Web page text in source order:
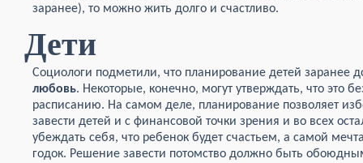
заранее), то можно жить долго и счастливо.
Дети
Социологи подметили, что планирование детей заранее
любовь. Некоторые, конечно, могут утверждать, что это
расписанию. На самом деле, планирование позволяет
завести детей и с финансовой точки зрения и во всех
убеждать себя, что ребенок будет счастьем, а самой
годок. Решение завести потомство должно быть